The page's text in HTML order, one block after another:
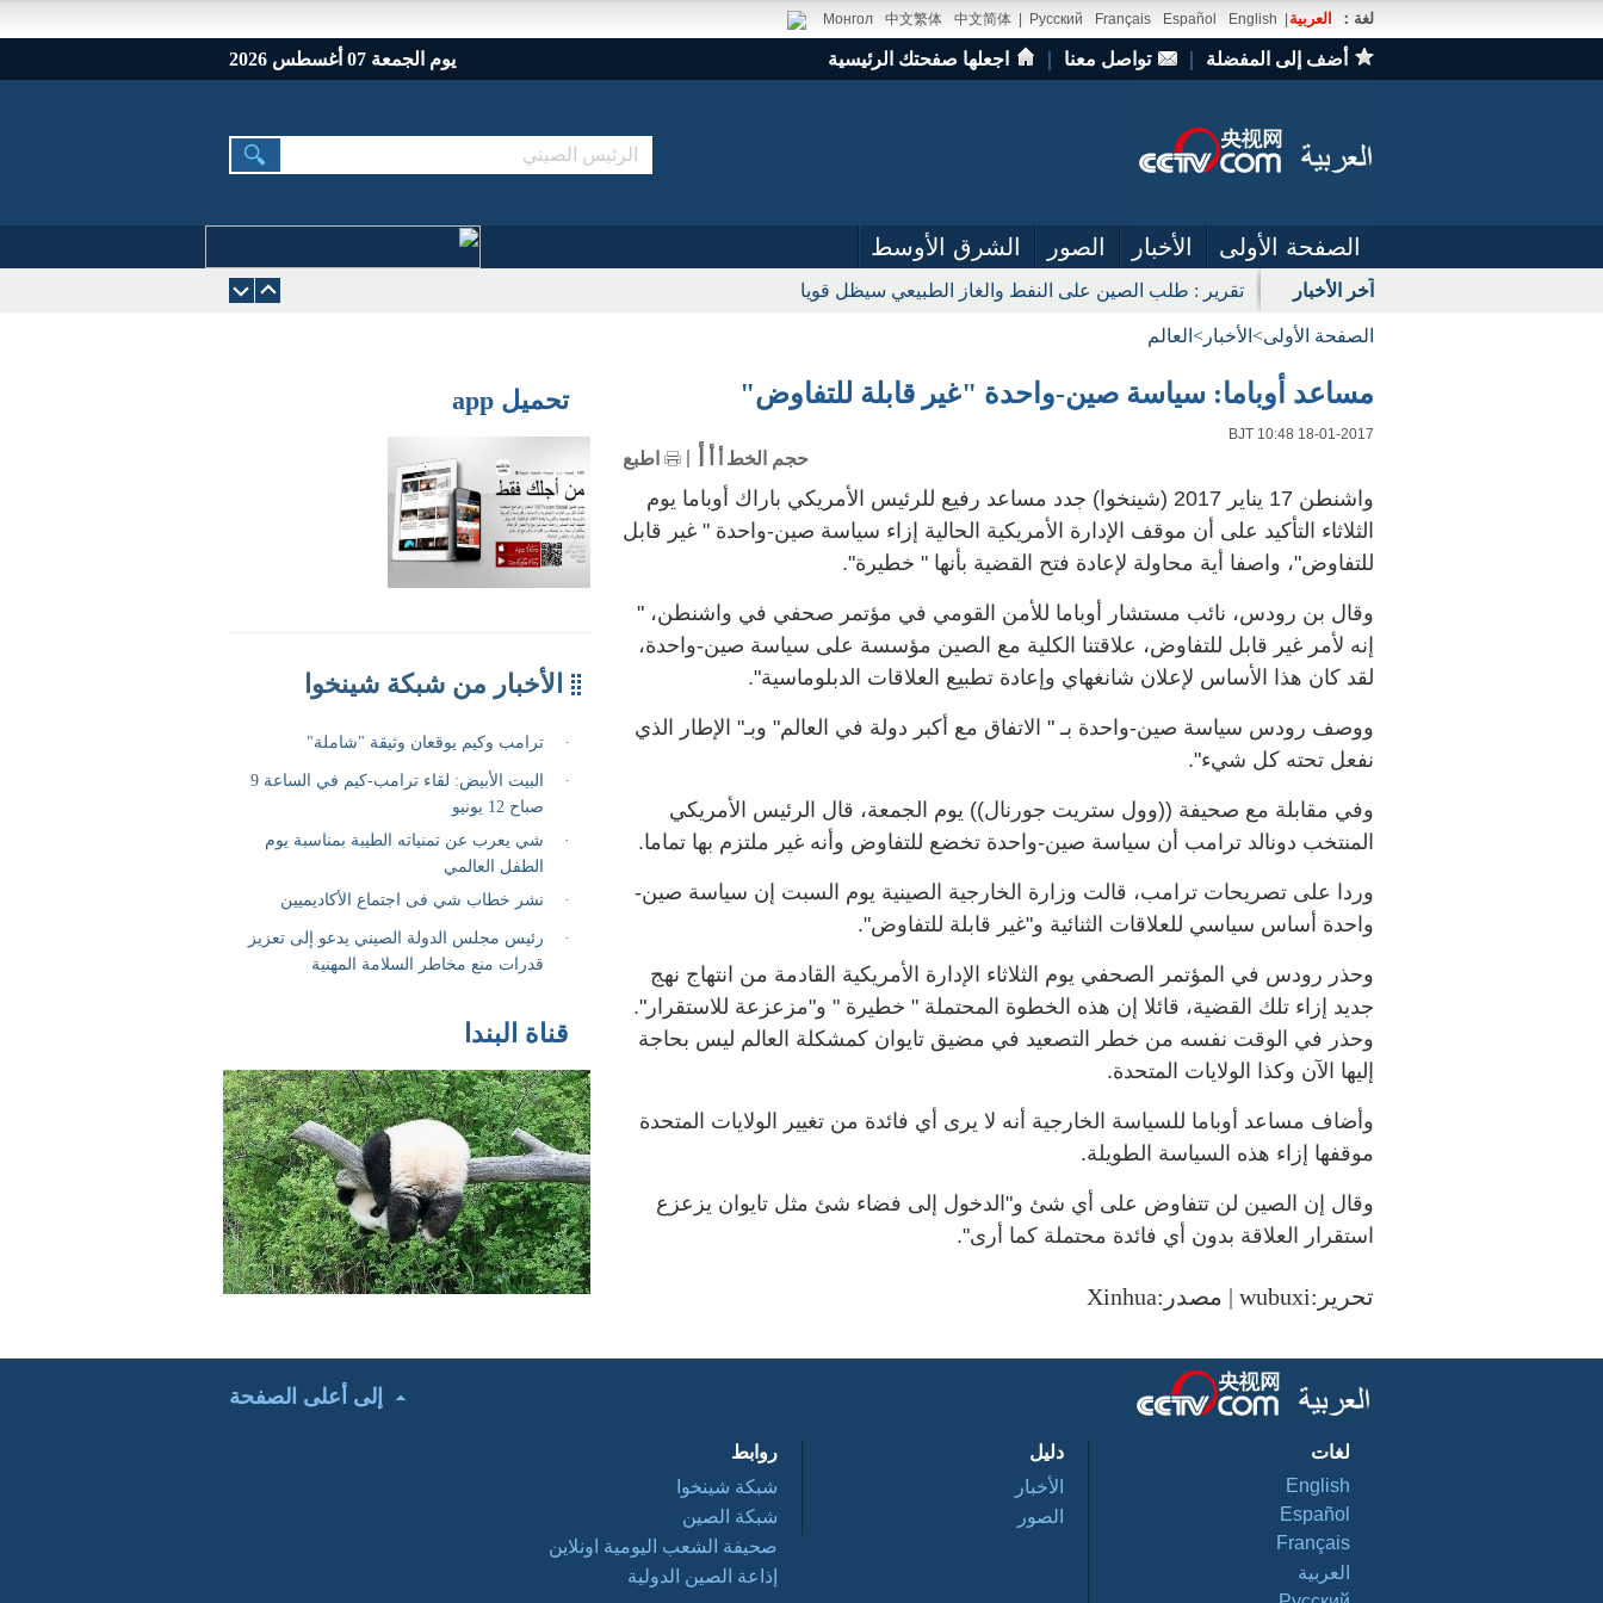
لغة： العربية English
Español
Français
Русский
中文简体
中文繁体
Монгол
أضف إلى المفضلة تواصل معنا اجعلها صفحتك الرئيسية يوم الجمعة 07 أغسطس 2026
الصفحة الأولى الأخبار الصور الشرق الأوسط
آخر الأخبار تقرير : طلب الصين على النفط والغاز الطبيعي سيظل قويا
الصفحة الأولى> الأخبار > العالم
تحميل app
قناة البندا
مساعد أوباما: سياسة صين-واحدة "غير قابلة للتفاوض"
BJT 10:48 18-01-2017
اطبع حجم الخط
واشنطن 17 يناير 2017 (شينخوا) جدد مساعد رفيع للرئيس الأمريكي باراك أوباما يوم
الثلاثاء التأكيد على أن موقف الإدارة الأمريكية الحالية إزاء سياسة صين-واحدة " غير قابل
للتفاوض"، واصفا أية محاولة لإعادة فتح القضية بأنها " خطيرة".
وقال بن رودس، نائب مستشار أوباما للأمن القومي في مؤتمر صحفي في واشنطن، "
إنه لأمر غير قابل للتفاوض، علاقتنا الكلية مع الصين مؤسسة على سياسة صين-واحدة،
لقد كان هذا الأساس لإعلان شانغهاي وإعادة تطبيع العلاقات الدبلوماسية".
ووصف رودس سياسة صين-واحدة بـ " الاتفاق مع أكبر دولة في العالم" وبـ" الإطار الذي
نفعل تحته كل شيء".
وفي مقابلة مع صحيفة ((وول ستريت جورنال)) يوم الجمعة، قال الرئيس الأمريكي
المنتخب دونالد ترامب أن سياسة صين-واحدة تخضع للتفاوض وأنه غير ملتزم بها تماما.
وردا على تصريحات ترامب، قالت وزارة الخارجية الصينية يوم السبت إن سياسة صين-
واحدة أساس سياسي للعلاقات الثنائية و"غير قابلة للتفاوض".
وحذر رودس في المؤتمر الصحفي يوم الثلاثاء الإدارة الأمريكية القادمة من انتهاج نهج
جديد إزاء تلك القضية، قائلا إن هذه الخطوة المحتملة " خطيرة " و"مزعزعة للاستقرار".
وحذر في الوقت نفسه من خطر التصعيد في مضيق تايوان كمشكلة العالم ليس بحاجة
إليها الآن وكذا الولايات المتحدة.
وأضاف مساعد أوباما للسياسة الخارجية أنه لا يرى أي فائدة من تغيير الولايات المتحدة
موقفها إزاء هذه السياسة الطويلة.
وقال إن الصين لن تتفاوض على أي شئ و"الدخول إلى فضاء شئ مثل تايوان يزعزع
استقرار العلاقة بدون أي فائدة محتملة كما أرى".
تحرير:wubuxi | مصدر:Xinhua
إلى أعلى الصفحة
لغات
English
Español
Français
العربية
دليل
الأخبار
الصور
روابط
شبكة شينخوا
شبكة الصين
صحيفة الشعب اليومية اونلاين
إذاعة الصين الدولية